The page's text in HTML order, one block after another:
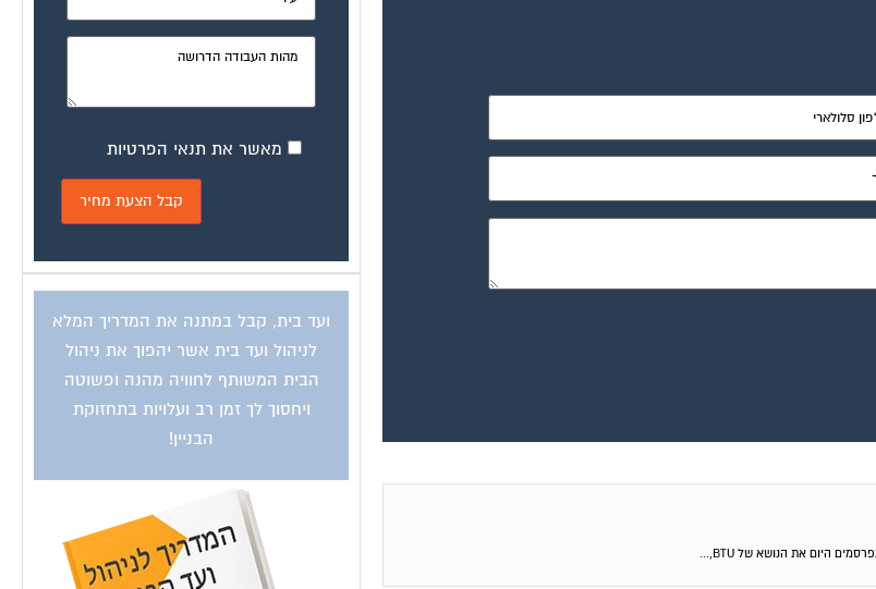
מאשר את תנאי הפרטיות
ועד בית, קבל במתנה את המדריך המלא
לניהול ועד בית אשר יהפוך את ניהול
הבית המשותף לחוויה מהנה ופשוטה
ויחסוך לך זמן רב ועלויות בתחזוקת
הבניין!